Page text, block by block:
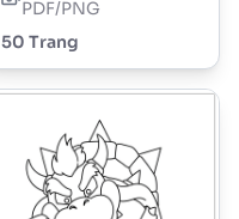
PDF/PNG
50 Trang